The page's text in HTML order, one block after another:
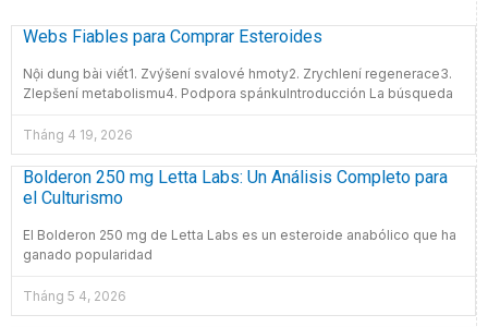
Webs Fiables para Comprar Esteroides
Nội dung bài viết1. Zvýšení svalové hmoty2. Zrychlení regenerace3.
Zlepšení metabolismu4. Podpora spánkuIntroducción La búsqueda
Tháng 4 19, 2026
Bolderon 250 mg Letta Labs: Un Análisis Completo para
el Culturismo
El Bolderon 250 mg de Letta Labs es un esteroide anabólico que ha
ganado popularidad
Tháng 5 4, 2026